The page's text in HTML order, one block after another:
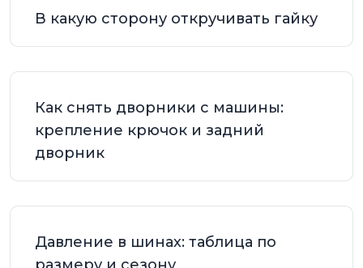
В какую сторону откручивать гайку
Как снять дворники с машины:
крепление крючок и задний
дворник
Давление в шинах: таблица по